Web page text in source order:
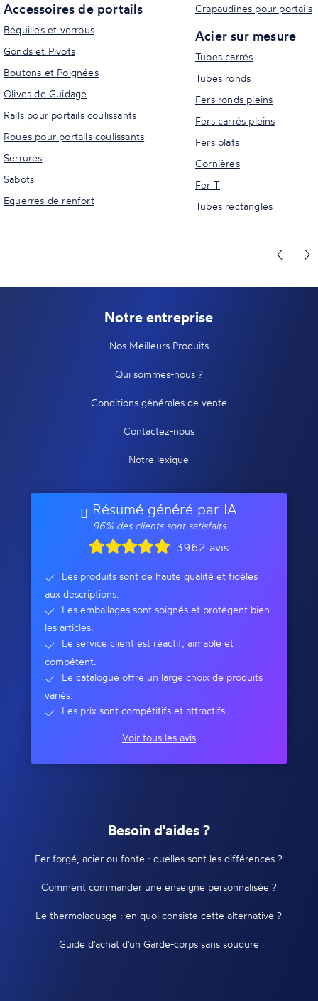
Accessoires de portails
Béquilles et verrous
Gonds et Pivots
Boutons et Poignées
Olives de Guidage
Rails pour portails coulissants
Roues pour portails coulissants
Serrures
Sabots
Equerres de renfort
Crapaudines pour portails
Acier sur mesure
Tubes carrés
Tubes ronds
Fers ronds pleins
Fers carrés pleins
Fers plats
Cornières
Fer T
Tubes rectangles
Notre entreprise
Nos Meilleurs Produits
Qui sommes-nous ?
Conditions générales de vente
Contactez-nous
Notre lexique
Résumé généré par IA
96% des clients sont satisfaits
3962 avis
Les produits sont de haute qualité et fidèles
aux descriptions.
Les emballages sont soignés et protègent bien
les articles.
Le service client est réactif, aimable et
compétent.
Le catalogue offre un large choix de produits
variés.
Les prix sont compétitifs et attractifs.
Voir tous les avis
Besoin d'aides ?
Fer forgé, acier ou fonte : quelles sont les différences ?
Comment commander une enseigne personnalisée ?
Le thermolaquage : en quoi consiste cette alternative ?
Guide d'achat d'un Garde-corps sans soudure